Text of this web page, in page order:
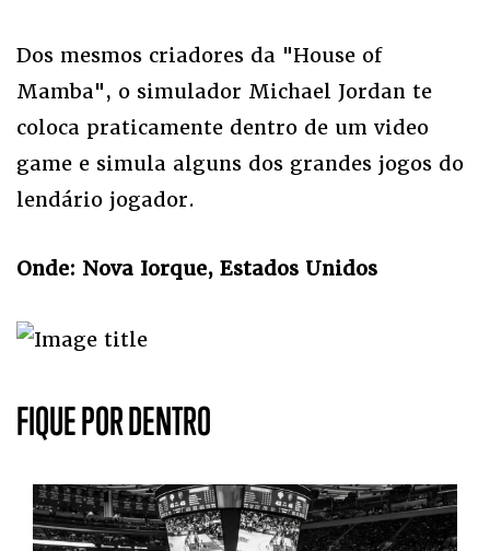
Dos mesmos criadores da "House of
Mamba", o simulador Michael Jordan te
coloca praticamente dentro de um video
game e simula alguns dos grandes jogos do
lendário jogador.
Onde: Nova Iorque, Estados Unidos
FIQUE POR DENTRO